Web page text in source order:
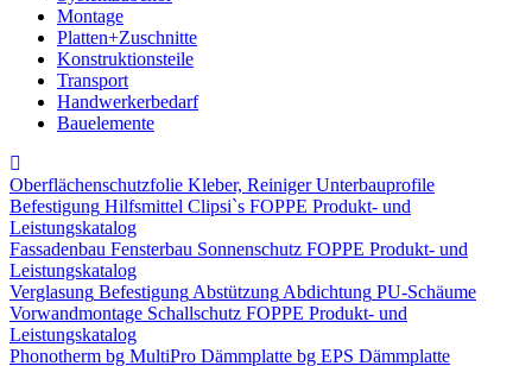
Montage
Platten+Zuschnitte
Konstruktionsteile
Transport
Handwerkerbedarf
Bauelemente
Oberflächenschutzfolie Kleber, Reiniger Unterbauprofile
Befestigung Hilfsmittel Clipsi`s FOPPE Produkt- und
Leistungskatalog
Fassadenbau Fensterbau Sonnenschutz FOPPE Produkt- und
Leistungskatalog
Verglasung Befestigung Abstützung Abdichtung PU-Schäume
Vorwandmontage Schallschutz FOPPE Produkt- und
Leistungskatalog
Phonotherm bg MultiPro Dämmplatte bg EPS Dämmplatte